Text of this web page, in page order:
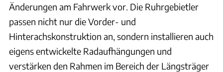
Änderungen am Fahrwerk vor. Die Ruhrgebietler
passen nicht nur die Vorder- und
Hinterachskonstruktion an, sondern installieren auch
eigens entwickelte Radaufhängungen und
verstärken den Rahmen im Bereich der Längsträger